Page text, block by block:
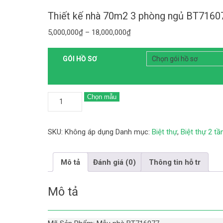
Thiết kế nhà 70m2 3 phòng ngủ
5,000,000₫ – 18,000,000₫
GÓI HỒ SƠ
Chọn mẫu
SKU: Không áp dụng Danh mục: Biệt thự, Biệt thự 2
Mô tả Đánh giá (0) Thông tin hỗ tr
Mô tả